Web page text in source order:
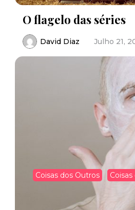
O flagelo das séries
David Diaz Julho 21,
Coisas dos Outros